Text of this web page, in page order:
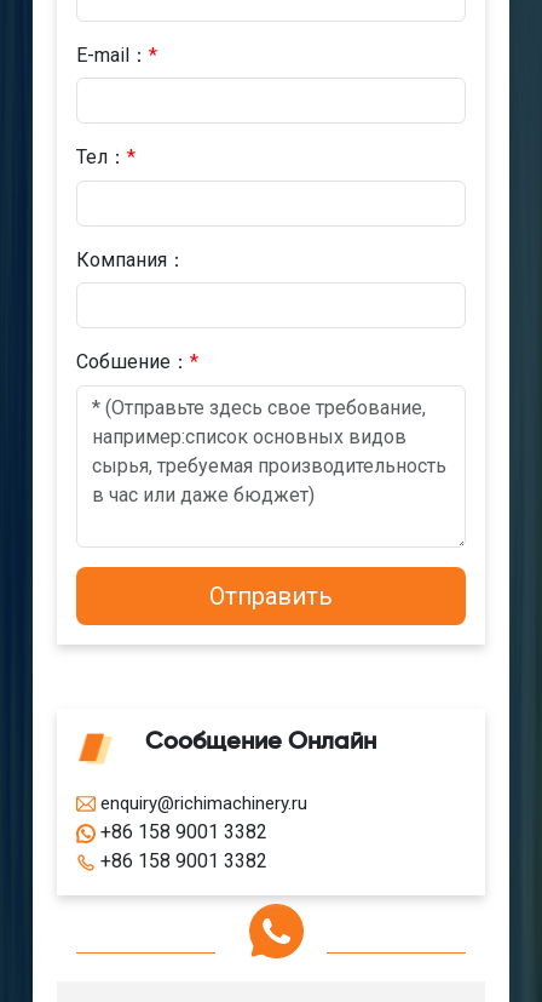
E-mail： *
Тел： *
Компания：
Cобшениe： *
Сообщение Онлайн
enquiry@richimachinery.ru
+86 158 9001 3382
+86 158 9001 3382